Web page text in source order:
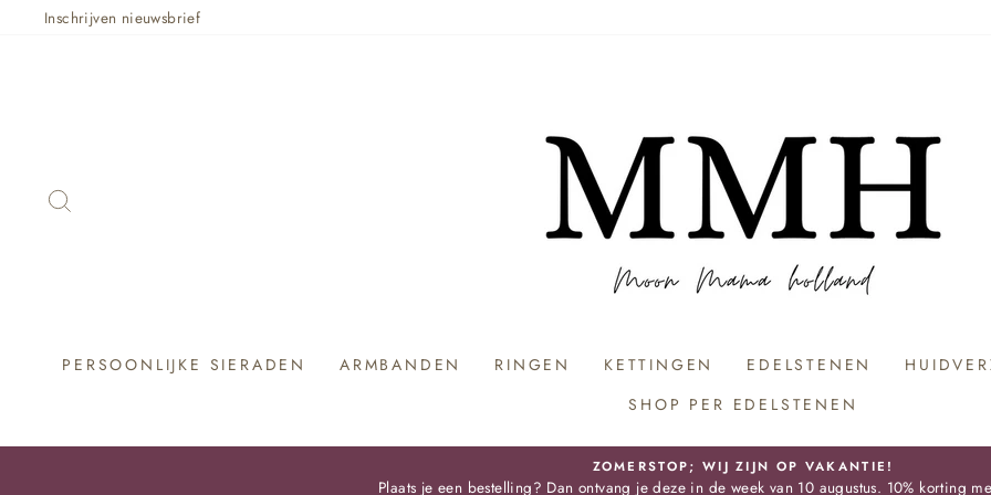
Inschrijven nieuwsbrief
PERSOONLIJKE SIERADEN ARMBANDEN RINGEN KETTINGEN EDELSTENEN
SHOP PER EDELSTENEN
ZOMERSTOP; WIJ ZIJN OP VAKANTIE!
Plaats je een bestelling? Dan ontvang je deze in de week van 10 augustus. 10% korting